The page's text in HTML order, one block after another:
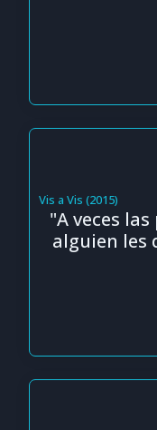
Vis a Vis (2015)
"A veces
alguien les